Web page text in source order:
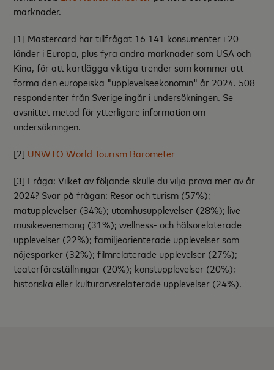
marknader.
[1] Mastercard har tillfrågat 16 141 konsumenter i 20
länder i Europa, plus fyra andra marknader som USA och
Kina, för att kartlägga viktiga trender som kommer att
forma den europeiska "upplevelseekonomin" år 2024. 508
respondenter från Sverige ingår i undersökningen. Se
avsnittet metod för ytterligare information om
undersökningen.
[2] UNWTO World Tourism Barometer
[3] Fråga: Vilket av följande skulle du vilja prova mer av år
2024? Svar på frågan: Resor och turism (57%);
matupplevelser (34%); utomhusupplevelser (28%); live-
musikevenemang (31%); wellness- och hälsorelaterade
upplevelser (22%); familjeorienterade upplevelser som
nöjesparker (32%); filmrelaterade upplevelser (27%);
teaterföreställningar (20%); konstupplevelser (20%);
historiska eller kulturarvsrelaterade upplevelser (24%).